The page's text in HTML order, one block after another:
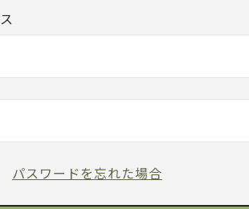
パスワードを忘れた場合